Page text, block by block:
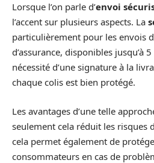
Lorsque l’on parle d’envoi
l’accent sur plusieurs aspects. La
particulièrement pour les envois
d’assurance, disponibles jusqu’à
nécessité d’une signature à la
chaque colis est bien protégé.
Les avantages d’une telle
seulement cela réduit les risques
cela permet également de
consommateurs en cas de